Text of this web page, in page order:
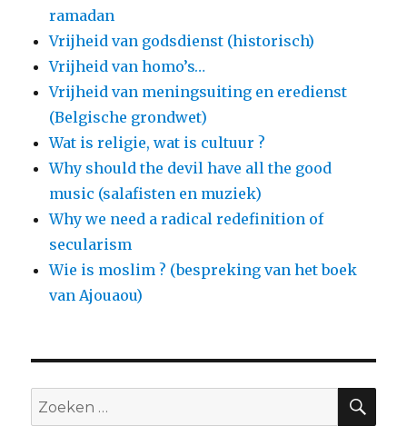
ramadan
Vrijheid van godsdienst (historisch)
Vrijheid van homo’s…
Vrijheid van meningsuiting en eredienst
(Belgische grondwet)
Wat is religie, wat is cultuur ?
Why should the devil have all the good
music (salafisten en muziek)
Why we need a radical redefinition of
secularism
Wie is moslim ? (bespreking van het boek
van Ajouaou)
Zoeken
naar: